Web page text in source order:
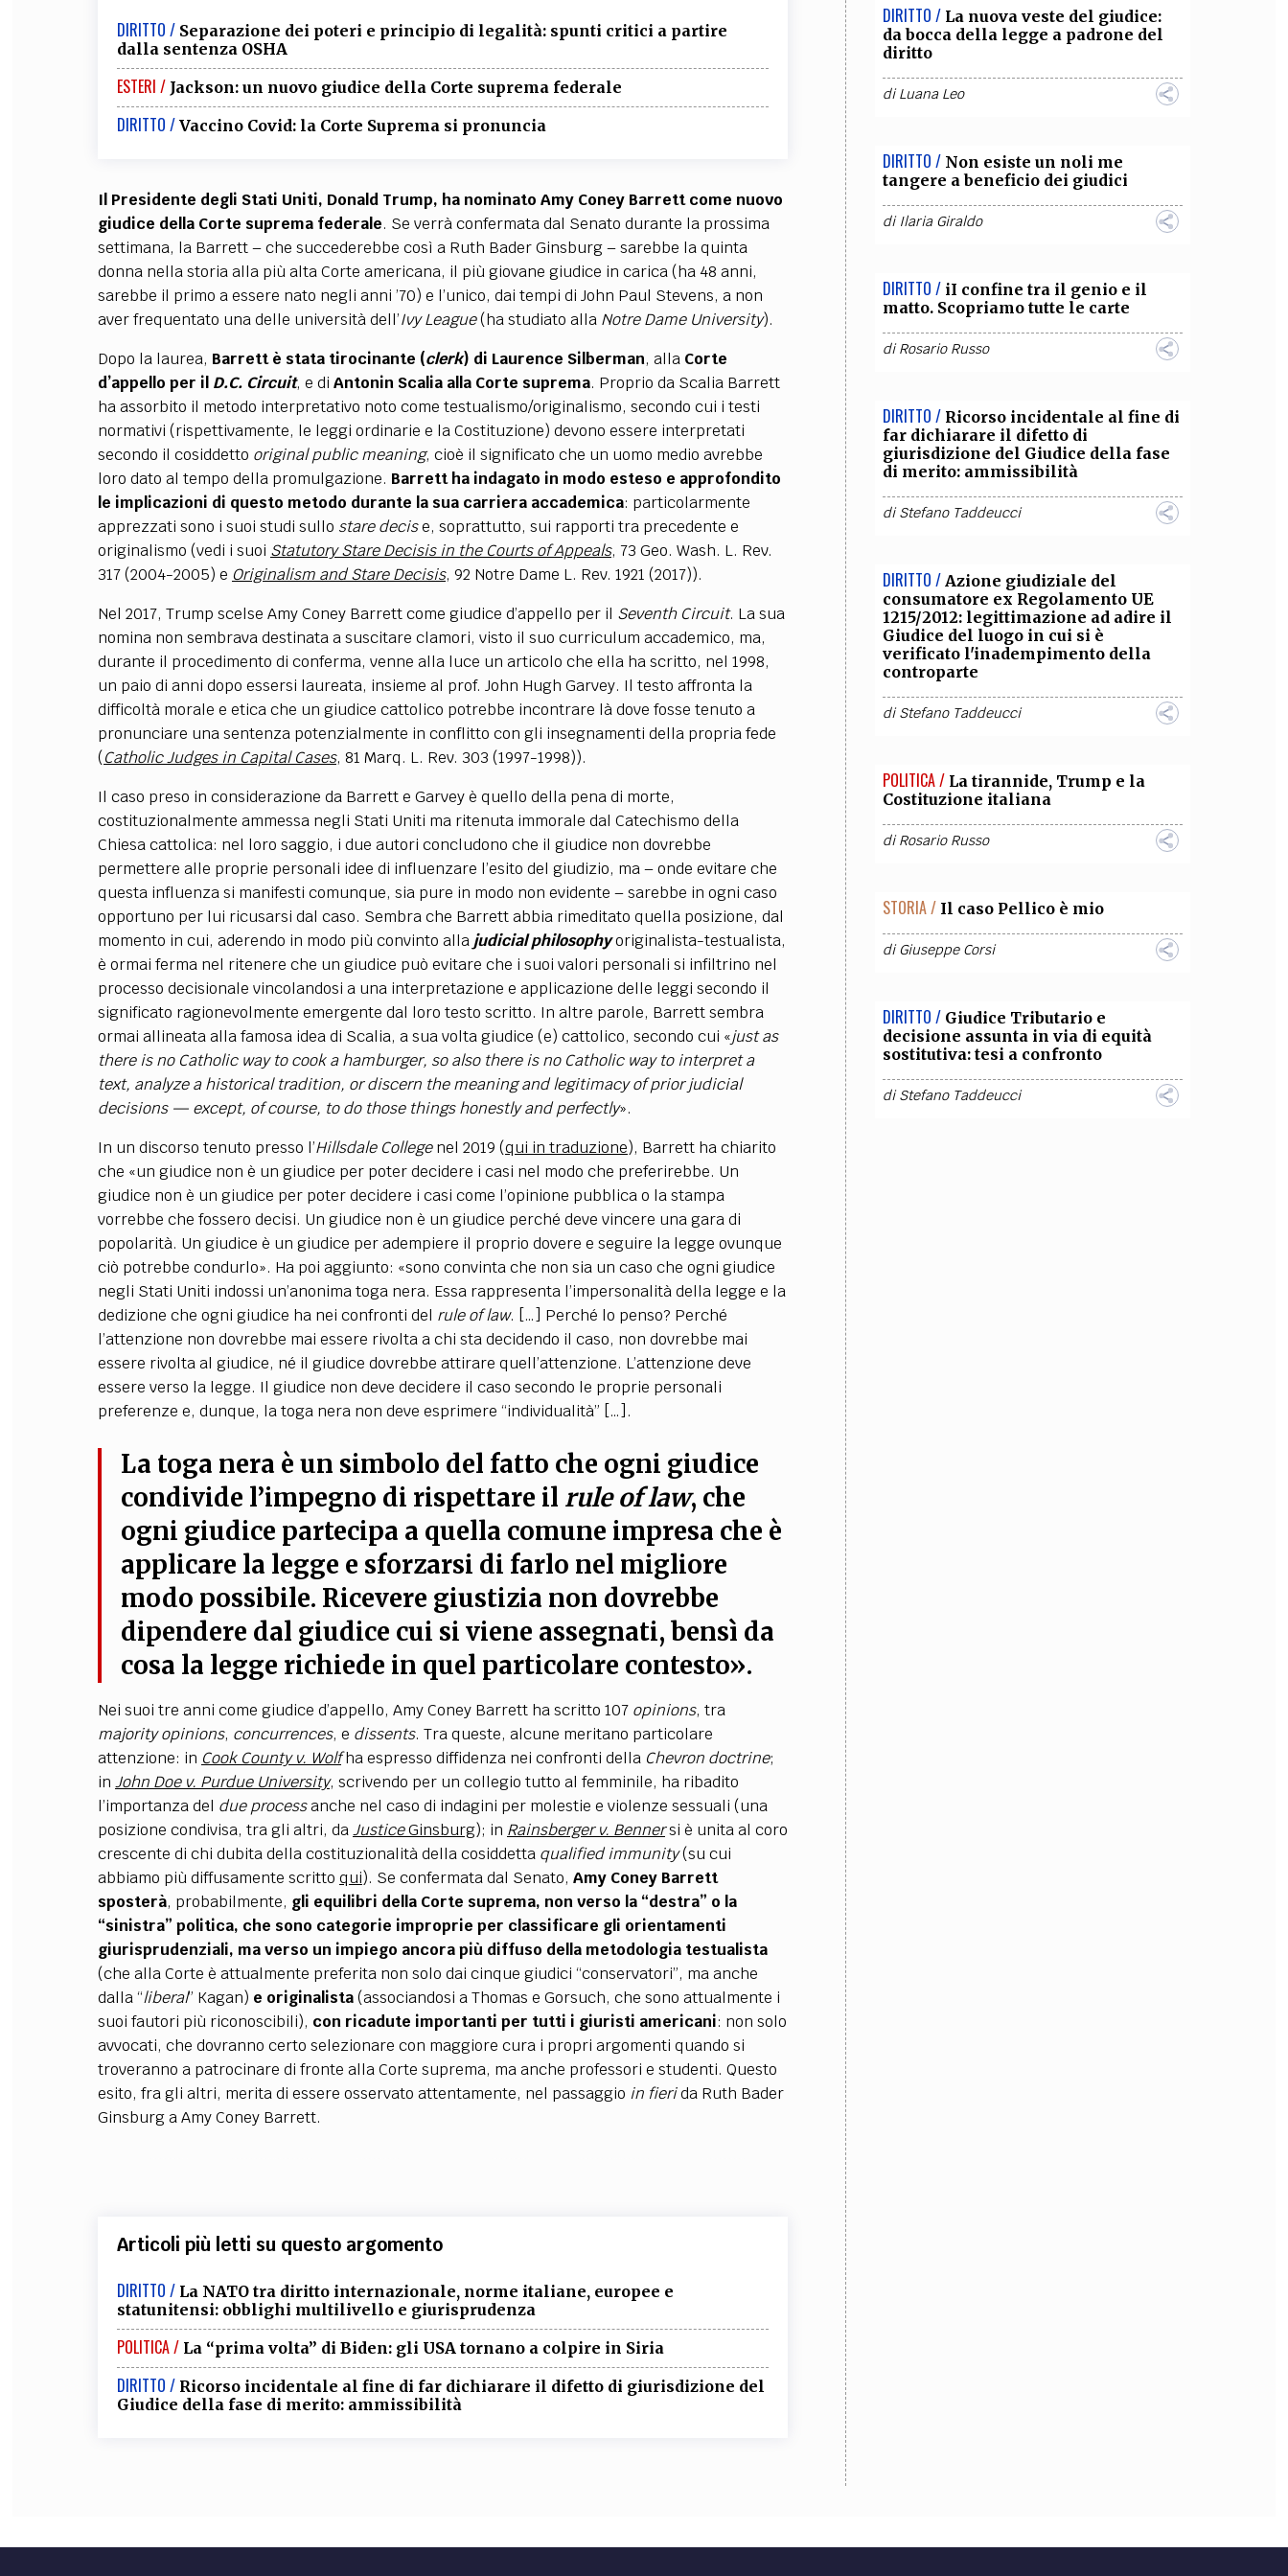
DIRITTO / Separazione dei poteri e principio di legalità: spunti critici a partire
dalla sentenza OSHA
ESTERI / Jackson: un nuovo giudice della Corte suprema federale
DIRITTO / Vaccino Covid: la Corte Suprema si pronuncia
Il Presidente degli Stati Uniti, Donald Trump, ha nominato Amy Coney Barrett come nuovo
giudice della Corte suprema federale. Se verrà confermata dal Senato durante la prossima
settimana, la Barrett – che succederebbe così a Ruth Bader Ginsburg – sarebbe la quinta
donna nella storia alla più alta Corte americana, il più giovane giudice in carica (ha 48 anni,
sarebbe il primo a essere nato negli anni ’70) e l’unico, dai tempi di John Paul Stevens, a non
aver frequentato una delle università dell’Ivy League(ha studiato alla Notre Dame University).
Dopo la laurea, Barrett è stata tirocinante (clerk) di Laurence Silberman, allaCorte
d’appello per il D.C. Circuit, e di Antonin Scalia alla Corte suprema. Proprio da Scalia Barrett
ha assorbito il metodo interpretativo noto come testualismo/originalismo, secondo cui i testi
normativi (rispettivamente, le leggi ordinarie e la Costituzione) devono essere interpretati
secondo il cosiddetto original public meaning, cioè il significato che un uomo medio avrebbe
loro dato al tempo della promulgazione. Barrett ha indagato in modo esteso e approfondito
le implicazioni di questo metodo durante la sua carriera accademica: particolarmente
apprezzati sono i suoi studi sullo stare decise, soprattutto, sui rapporti tra precedente e
originalismo (vedi i suoi Statutory Stare Decisis in the Courts of Appeals, 73 Geo. Wash. L. Rev.
317 (2004-2005) e Originalism and Stare Decisis, 92 Notre Dame L. Rev. 1921 (2017)).
Nel 2017, Trump scelse Amy Coney Barrett come giudice d’appello per il Seventh Circuit. La sua
nomina non sembrava destinata a suscitare clamori, visto il suo curriculum accademico, ma,
durante il procedimento di conferma, venne alla luce un articolo che ella ha scritto, nel 1998,
un paio di anni dopo essersi laureata, insieme al prof. John Hugh Garvey. Il testo affronta la
difficoltà morale e etica che un giudice cattolico potrebbe incontrare là dove fosse tenuto a
pronunciare una sentenza potenzialmente in conflitto con gli insegnamenti della propria fede
(Catholic Judges in Capital Cases, 81 Marq. L. Rev. 303 (1997-1998)).
Il caso preso in considerazione da Barrett e Garvey è quello della pena di morte,
costituzionalmente ammessa negli Stati Uniti ma ritenuta immorale dal Catechismo della
Chiesa cattolica: nel loro saggio, i due autori concludono che il giudice non dovrebbe
permettere alle proprie personali idee di influenzare l’esito del giudizio, ma – onde evitare che
questa influenza si manifesti comunque, sia pure in modo non evidente – sarebbe in ogni caso
opportuno per lui ricusarsi dal caso. Sembra che Barrett abbia rimeditato quella posizione, dal
momento in cui, aderendo in modo più convinto alla judicial philosophyoriginalista-testualista,
è ormai ferma nel ritenere che un giudice può evitare che i suoi valori personali si infiltrino nel
processo decisionale vincolandosi a una interpretazione e applicazione delle leggi secondo il
significato ragionevolmente emergente dal loro testo scritto. In altre parole, Barrett sembra
ormai allineata alla famosa idea di Scalia, a sua volta giudice (e) cattolico, secondo cui «just as
there is no Catholic way to cook a hamburger, so also there is no Catholic way to interpret a
text, analyze a historical tradition, or discern the meaning and legitimacy of prior judicial
decisions — except, of course, to do those things honestly and perfectly».
In un discorso tenuto presso l’Hillsdale Collegenel 2019 (qui in traduzione), Barrett ha chiarito
che «un giudice non è un giudice per poter decidere i casi nel modo che preferirebbe. Un
giudice non è un giudice per poter decidere i casi come l’opinione pubblica o la stampa
vorrebbe che fossero decisi. Un giudice non è un giudice perché deve vincere una gara di
popolarità. Un giudice è un giudice per adempiere il proprio dovere e seguire la legge ovunque
ciò potrebbe condurlo». Ha poi aggiunto: «sono convinta che non sia un caso che ogni giudice
negli Stati Uniti indossi un’anonima toga nera. Essa rappresenta l’impersonalità della legge e la
dedizione che ogni giudice ha nei confronti del rule of law. […] Perché lo penso? Perché
l’attenzione non dovrebbe mai essere rivolta a chi sta decidendo il caso, non dovrebbe mai
essere rivolta al giudice, né il giudice dovrebbe attirare quell’attenzione. L’attenzione deve
essere verso la legge. Il giudice non deve decidere il caso secondo le proprie personali
preferenze e, dunque, la toga nera non deve esprimere “individualità” […].
La toga nera è un simbolo del fatto che ogni giudice
condivide l’impegno di rispettare il rule of law, che
ogni giudice partecipa a quella comune impresa che è
applicare la legge e sforzarsi di farlo nel migliore
modo possibile. Ricevere giustizia non dovrebbe
dipendere dal giudice cui si viene assegnati, bensì da
cosa la legge richiede in quel particolare contesto».
Nei suoi tre anni come giudice d’appello, Amy Coney Barrett ha scritto 107 opinions, tra
majority opinions, concurrences, e dissents. Tra queste, alcune meritano particolare
attenzione: in Cook County v. Wolfha espresso diffidenza nei confronti della Chevron doctrine;
in John Doe v. Purdue University, scrivendo per un collegio tutto al femminile, ha ribadito
l’importanza del due processanche nel caso di indagini per molestie e violenze sessuali (una
posizione condivisa, tra gli altri, daJusticeGinsburg); in Rainsberger v. Bennersi è unita al coro
crescente di chi dubita della costituzionalità della cosiddetta qualified immunity(su cui
abbiamo più diffusamente scritto qui). Se confermata dal Senato, Amy Coney Barrett
sposterà, probabilmente, gli equilibri della Corte suprema, non verso la “destra” o la
“sinistra” politica, che sono categorie improprie per classificare gli orientamenti
giurisprudenziali, ma verso un impiego ancora più diffuso della metodologia testualista
(che alla Corte è attualmente preferita non solo dai cinque giudici “conservatori”, ma anche
dalla “liberal” Kagan) e originalista(associandosi a Thomas e Gorsuch, che sono attualmente i
suoi fautori più riconoscibili), con ricadute importanti per tutti i giuristi americani: non solo
avvocati, che dovranno certo selezionare con maggiore cura i propri argomenti quando si
troveranno a patrocinare di fronte alla Corte suprema, ma anche professori e studenti. Questo
esito, fra gli altri, merita di essere osservato attentamente, nel passaggio in fierida Ruth Bader
Ginsburg a Amy Coney Barrett.
Articoli più letti su questo argomento
DIRITTO / La NATO tra diritto internazionale, norme italiane, europee e
statunitensi: obblighi multilivello e giurisprudenza
POLITICA / La “prima volta” di Biden: gli USA tornano a colpire in Siria
DIRITTO / Ricorso incidentale al fine di far dichiarare il difetto di giurisdizione del
Giudice della fase di merito: ammissibilità
DIRITTO / La nuova veste del giudice:
da bocca della legge a padrone del
diritto
diLuana Leo
DIRITTO / Non esiste un noli me
tangere a beneficio dei giudici
di Ilaria Giraldo
DIRITTO / iI confine tra il genio e il
matto. Scopriamo tutte le carte
diRosario Russo
DIRITTO / Ricorso incidentale al fine di
far dichiarare il difetto di
giurisdizione del Giudice della fase
di merito: ammissibilità
diStefano Taddeucci
DIRITTO / Azione giudiziale del
consumatore ex Regolamento UE
1215/2012: legittimazione ad adire il
Giudice del luogo in cui si è
verificato l'inadempimento della
controparte
diStefano Taddeucci
POLITICA / La tirannide, Trump e la
Costituzione italiana
diRosario Russo
STORIA / Il caso Pellico è mio
diGiuseppe Corsi
DIRITTO / Giudice Tributario e
decisione assunta in via di equità
sostitutiva: tesi a confronto
diStefano Taddeucci